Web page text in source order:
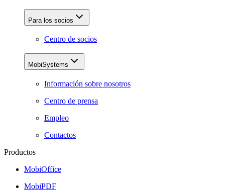
Para los socios
Centro de socios
MobiSystems
Información sobre nosotros
Centro de prensa
Empleo
Contactos
Productos
MobiOffice
MobiPDF